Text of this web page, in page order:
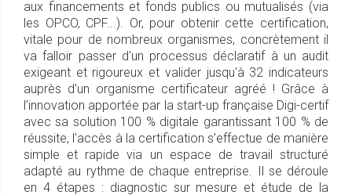
aux financements et fonds publics ou mutualisés (via
les OPCO, CPF...). Or, pour obtenir cette certification,
vitale pour de nombreux organismes, concrètement il
va falloir passer d'un processus déclaratif à un audit
exigeant et rigoureux et valider jusqu'à 32 indicateurs
auprès d'un organisme certificateur agréé ! Grâce à
l’innovation apportée par la start-up française Digi-certif
avec sa solution 100 % digitale garantissant 100 % de
réussite, l'accès à la certification s’effectue de manière
simple et rapide via un espace de travail structuré
adapté au rythme de chaque entreprise. Il se déroule
en 4 étapes : diagnostic sur mesure et étude de la